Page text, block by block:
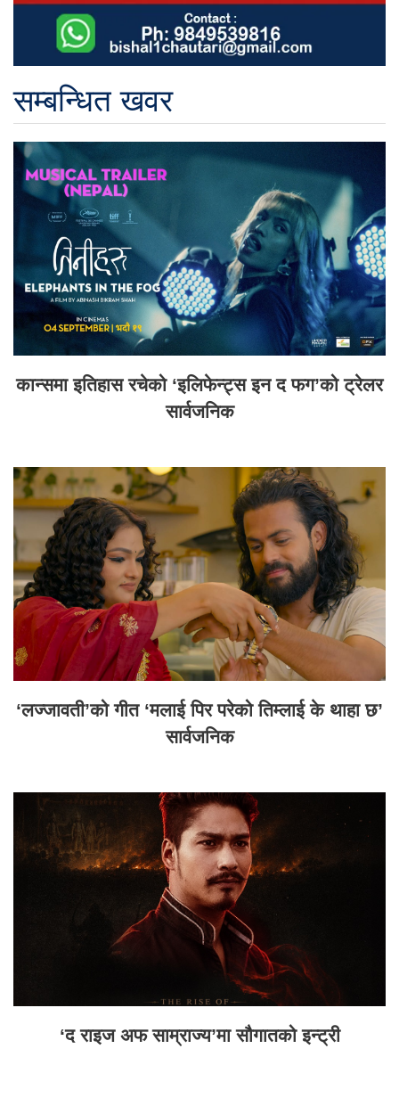
सम्बन्धित खवर
कान्समा इतिहास रचेको ‘इलिफेन्ट्स इन द फग’को ट्रेलर
सार्वजनिक
‘लज्जावती’को गीत ‘मलाई पिर परेको तिम्लाई के थाहा छ’
सार्वजनिक
‘द राइज अफ साम्राज्य’मा सौगातको इन्ट्री